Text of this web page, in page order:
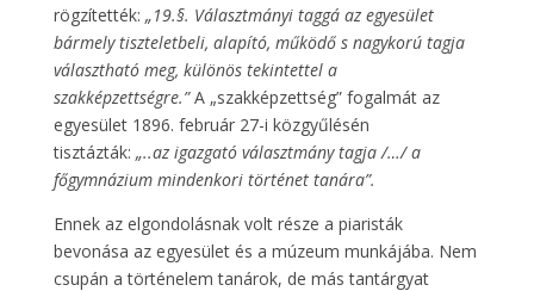
rögzítették: „19.§. Választmányi taggá az egyesület
bármely tiszteletbeli, alapító, működő s nagykorú tagja
választható meg, különös tekintettel a
szakképzettségre.”A „szakképzettség” fogalmát az
egyesület 1896. február 27-i közgyűlésén
tisztázták: „..az igazgató választmány tagja /…/ a
főgymnázium mindenkori történet tanára”.
Ennek az elgondolásnak volt része a piaristák
bevonása az egyesület és a múzeum munkájába. Nem
csupán a történelem tanárok, de más tantárgyat